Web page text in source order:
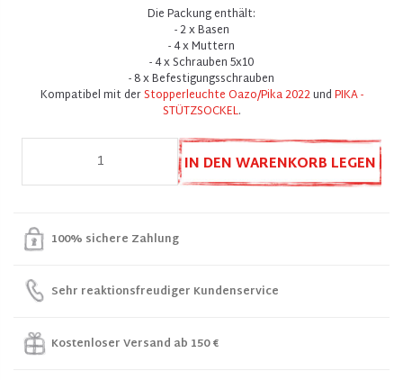
Die Packung enthält:
- 2 x Basen
- 4 x Muttern
- 4 x Schrauben 5x10
- 8 x Befestigungsschrauben
Kompatibel mit derStopperleuchte Oazo/Pika 2022undPIKA -
STÜTZSOCKEL.
IN DEN WARENKORB LEGEN
100% sichere Zahlung
Sehr reaktionsfreudiger Kundenservice
Kostenloser Versand ab 150 €